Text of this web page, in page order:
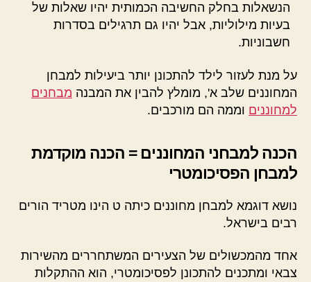
הנשאלות בחלק החשיבה הכמותית יהיו שאלות של
בעיות מילוליות, אבל יהיו גם תרגילים בסדרות
חשבוניות.
על מנת לעזור לילד להתכונן יותר ביעילות למבחן
המחוננים שלב א', מומלץ להבין את המבנה מבחנים
למחוננים וממה הם מורכבים.
הכנה למבחני המחוננים = הכנה מוקדמת
למבחן הפסיכומטרי
נושא דוגמא למבחן מחוננים כיתה ט הינו מטריד הורים
רבים בישראל.
אחד מהמכשולים של הצעירים המשתחררים מהשירות
צבאי ומתכנים להתכונן לפסיכומטרי, הוא ההתקלות